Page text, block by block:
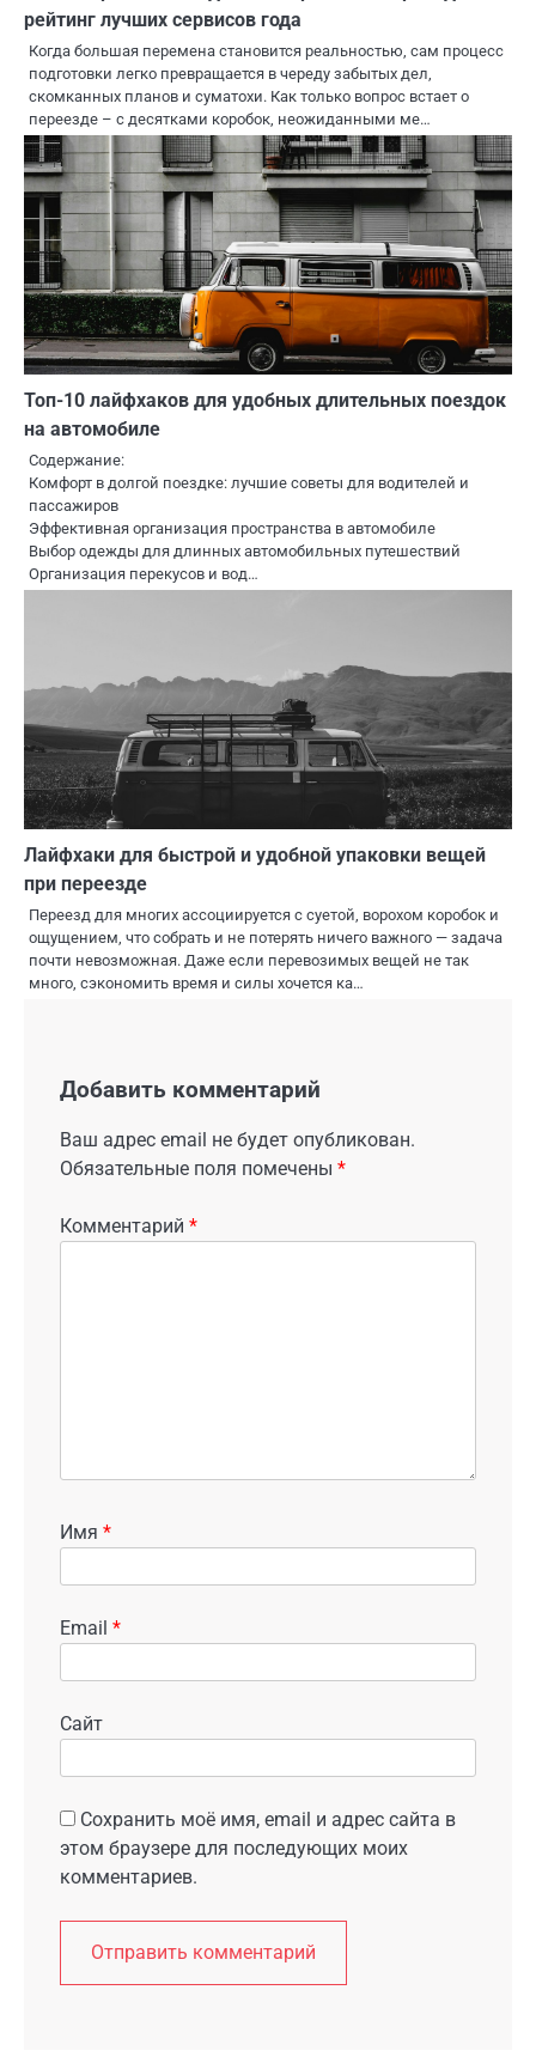
рейтинг лучших сервисов года
Когда большая перемена становится реальностью, сам процесс
подготовки легко превращается в череду забытых дел,
скомканных планов и суматохи. Как только вопрос встает о
переезде – с десятками коробок, неожиданными ме…
Топ-10 лайфхаков для удобных длительных поездок
на автомобиле
Содержание:
Комфорт в долгой поездке: лучшие советы для водителей и
пассажиров
Эффективная организация пространства в автомобиле
Выбор одежды для длинных автомобильных путешествий
Организация перекусов и вод…
Лайфхаки для быстрой и удобной упаковки вещей
при переезде
Переезд для многих ассоциируется с суетой, ворохом коробок и
ощущением, что собрать и не потерять ничего важного — задача
почти невозможная. Даже если перевозимых вещей не так
много, сэкономить время и силы хочется ка…
Добавить комментарий
Ваш адрес email не будет опубликован.
Обязательные поля помечены *
Комментарий *
Имя *
Email *
Сайт
Сохранить моё имя, email и адрес сайта в
этом браузере для последующих моих
комментариев.